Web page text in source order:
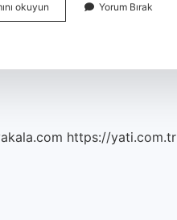
okuyun
Etiği
Yorum Bırak
https://yati.com.tr